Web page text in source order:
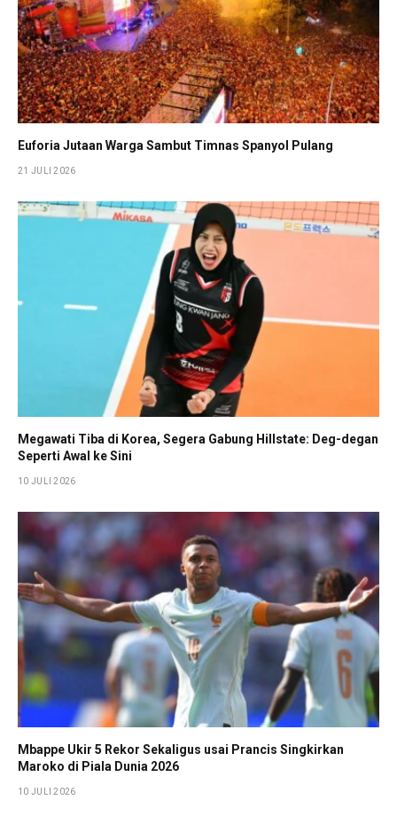
Euforia Jutaan Warga Sambut Timnas Spanyol Pulang
21 JULI 2026
Megawati Tiba di Korea, Segera Gabung Hillstate: Deg-degan
Seperti Awal ke Sini
10 JULI 2026
Mbappe Ukir 5 Rekor Sekaligus usai Prancis Singkirkan
Maroko di Piala Dunia 2026
10 JULI 2026